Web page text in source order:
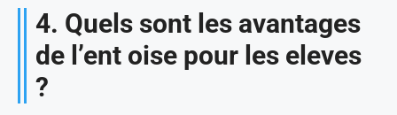
4. Quels sont les avantages
de l’ent oise pour les eleves
?